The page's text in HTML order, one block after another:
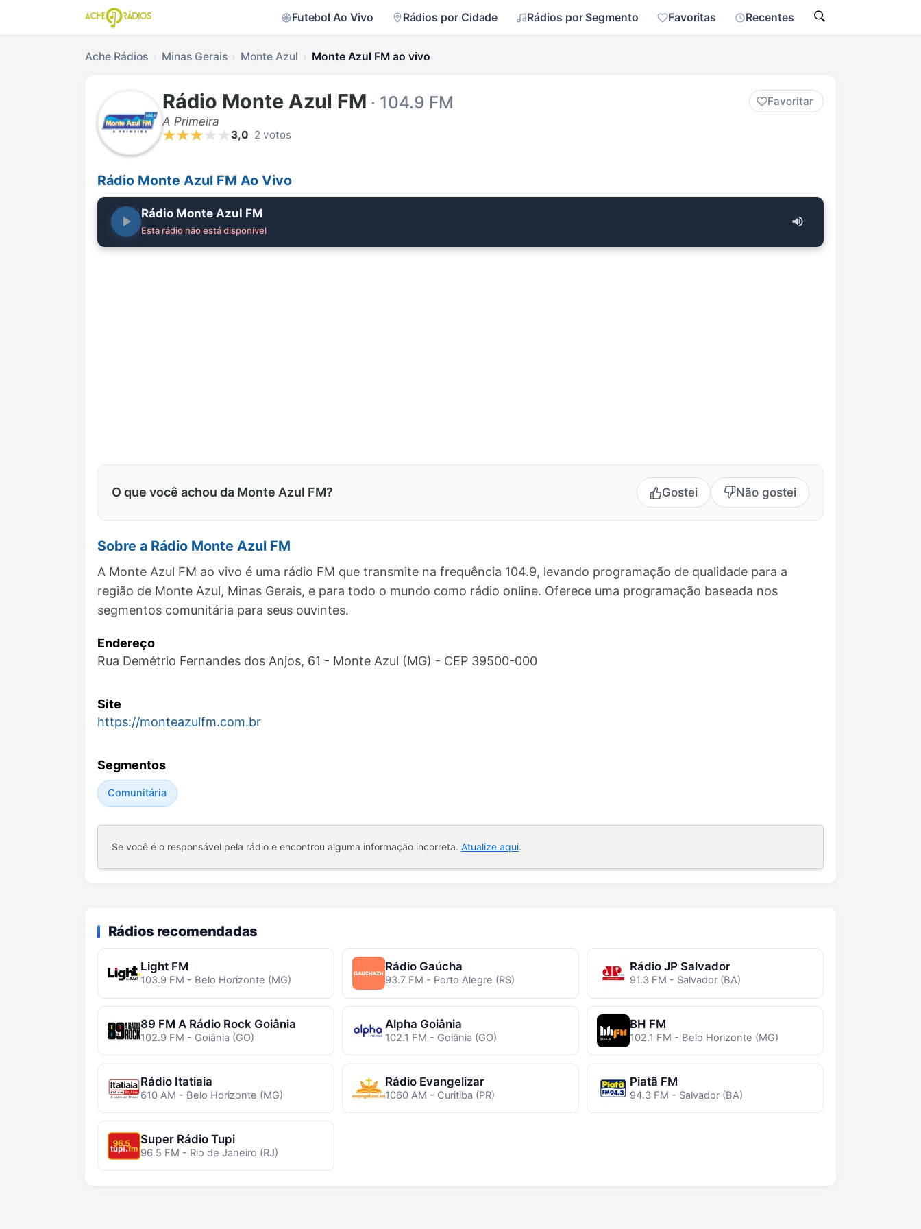
Futebol Ao Vivo Rádios por Cidade Rádios por Segmento Favoritas Recentes
Ache Rádios Minas Gerais Monte Azul Monte Azul FM ao vivo
Rádio Monte Azul FM · 104.9 FM
A Primeira
Favoritar
3,0 2 votos
Rádio Monte Azul FM Ao Vivo
Rádio Monte Azul FM
Esta rádio não está disponível
O que você achou da Monte Azul FM? Gostei Não gostei
Sobre a Rádio Monte Azul FM
A Monte Azul FM ao vivo é uma rádio FM que transmite na frequência 104.9, levando programação de qualidade para a
região de Monte Azul, Minas Gerais, e para todo o mundo como rádio online. Oferece uma programação baseada nos
segmentos comunitária para seus ouvintes.
Endereço
Rua Demétrio Fernandes dos Anjos, 61 - Monte Azul (MG) - CEP 39500-000
Site
https://monteazulfm.com.br
Segmentos
Comunitária
Se você é o responsável pela rádio e encontrou alguma informação incorreta. Atualize aqui.
Rádios recomendadas
Light FM
103.9 FM - Belo Horizonte (MG)
Rádio Gaúcha
93.7 FM - Porto Alegre (RS)
Rádio JP Salvador
91.3 FM - Salvador (BA)
89 FM A Rádio Rock Goiânia
102.9 FM - Goiânia (GO)
Alpha Goiânia
102.1 FM - Goiânia (GO)
BH FM
102.1 FM - Belo Horizonte (MG)
Rádio Itatiaia
610 AM - Belo Horizonte (MG)
Rádio Evangelizar
1060 AM - Curitiba (PR)
Piatã FM
94.3 FM - Salvador (BA)
Super Rádio Tupi
96.5 FM - Rio de Janeiro (RJ)